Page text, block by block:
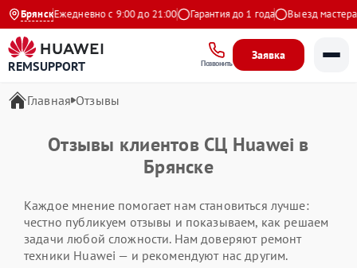
БрянскЕжедневно с 9:00 до 21:00 Гарантия до 1 года Выезд мастера
REMSUPPORT Позвонить
Заявка
Главная Отзывы
Отзывы клиентов СЦ Huawei в
Брянске
Каждое мнение помогает нам становиться лучше:
честно публикуем отзывы и показываем, как решаем
задачи любой сложности. Нам доверяют ремонт
техники Huawei — и рекомендуют нас другим.